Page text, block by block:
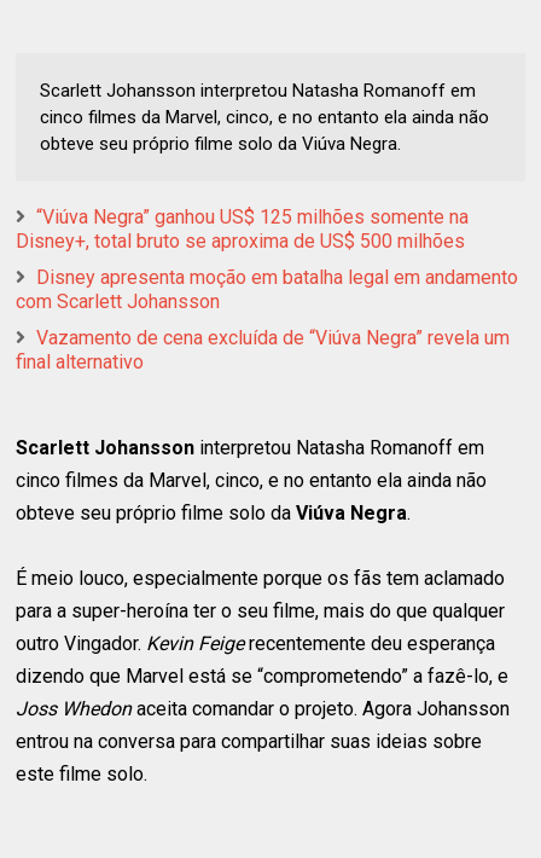
Scarlett Johansson interpretou Natasha Romanoff em
cinco filmes da Marvel, cinco, e no entanto ela ainda não
obteve seu próprio filme solo da Viúva Negra.
“Viúva Negra” ganhou US$ 125 milhões somente na
Disney+, total bruto se aproxima de US$ 500 milhões
Disney apresenta moção em batalha legal em andamento
com Scarlett Johansson
Vazamento de cena excluída de “Viúva Negra” revela um
final alternativo
Scarlett Johansson interpretou Natasha Romanoff em
cinco filmes da Marvel, cinco, e no entanto ela ainda não
obteve seu próprio filme solo daViúva Negra.
É meio louco, especialmente porque os fãs tem aclamado
para a super-heroína ter o seu filme, mais do que qualquer
outro Vingador. Kevin Feigerecentemente deu esperança
dizendo que Marvel está se “comprometendo” a fazê-lo, e
Joss Whedonaceita comandar o projeto. Agora Johansson
entrou na conversa para compartilhar suas ideias sobre
este filme solo.